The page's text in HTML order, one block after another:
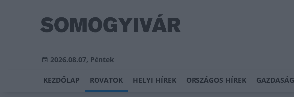
2026.08.07, Péntek
KEZDŐLAP ROVATOK HELYI HÍREK ORSZÁGOS HÍREK GAZDASÁG